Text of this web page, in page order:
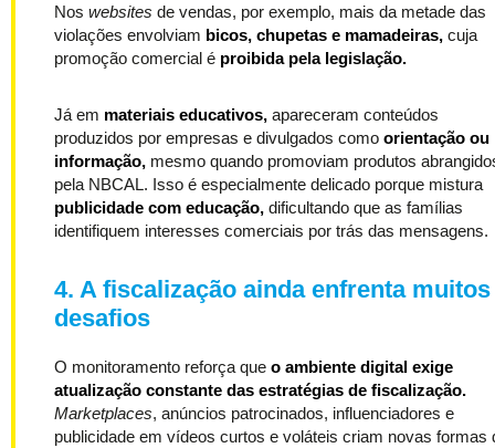
Nos websites de vendas, por exemplo, mais da metade das
violações envolviam bicos, chupetas e mamadeiras, cuja
promoção comercial é proibida pela legislação.
Já em materiais educativos, apareceram conteúdos
produzidos por empresas e divulgados como orientação ou
informação, mesmo quando promoviam produtos
pela NBCAL. Isso é especialmente delicado porque mistura
publicidade com educação, dificultando que as famílias
identifiquem interesses comerciais por trás das mensagens.
4. A fiscalização ainda enfrenta muitos
desafios
O monitoramento reforça que o ambiente digital exige
atualização constante das estratégias de fiscalização.
Marketplaces, anúncios patrocinados, influenciadores e
publicidade em vídeos curtos e voláteis criam novas formas